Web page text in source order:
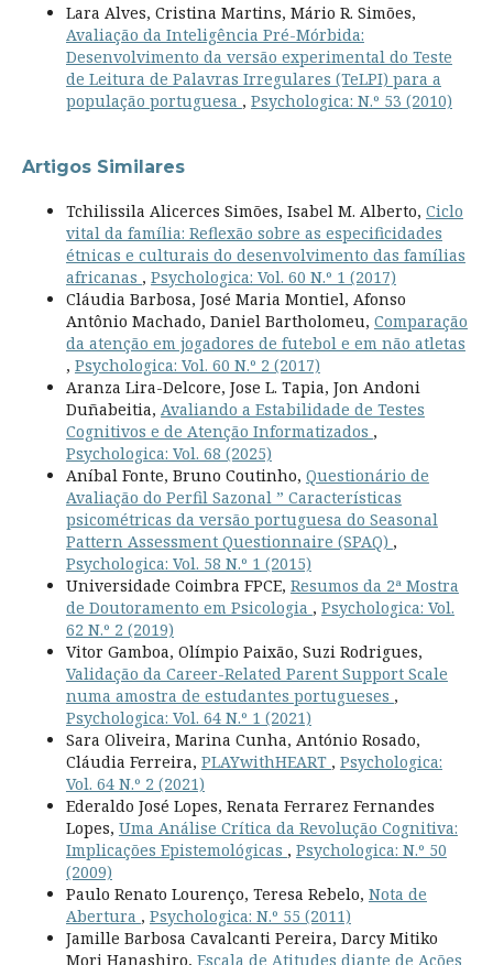
Lara Alves, Cristina Martins, Mário R. Simões,
Avaliação da Inteligência Pré-Mórbida:
Desenvolvimento da versão experimental do Teste
de Leitura de Palavras Irregulares (TeLPI) para a
população portuguesa , Psychologica: N.º 53 (2010)
Artigos Similares
Tchilissila Alicerces Simões, Isabel M. Alberto, Ciclo
vital da família: Reflexão sobre as especificidades
étnicas e culturais do desenvolvimento das famílias
africanas , Psychologica: Vol. 60 N.º 1 (2017)
Cláudia Barbosa, José Maria Montiel, Afonso
Antônio Machado, Daniel Bartholomeu, Comparação
da atenção em jogadores de futebol e em não atletas
, Psychologica: Vol. 60 N.º 2 (2017)
Aranza Lira-Delcore, Jose L. Tapia, Jon Andoni
Duñabeitia, Avaliando a Estabilidade de Testes
Cognitivos e de Atenção Informatizados ,
Psychologica: Vol. 68 (2025)
Aníbal Fonte, Bruno Coutinho, Questionário de
Avaliação do Perfil Sazonal ” Características
psicométricas da versão portuguesa do Seasonal
Pattern Assessment Questionnaire (SPAQ) ,
Psychologica: Vol. 58 N.º 1 (2015)
Universidade Coimbra FPCE, Resumos da 2ª Mostra
de Doutoramento em Psicologia , Psychologica: Vol.
62 N.º 2 (2019)
Vitor Gamboa, Olímpio Paixão, Suzi Rodrigues,
Validação da Career-Related Parent Support Scale
numa amostra de estudantes portugueses ,
Psychologica: Vol. 64 N.º 1 (2021)
Sara Oliveira, Marina Cunha, António Rosado,
Cláudia Ferreira, PLAYwithHEART , Psychologica:
Vol. 64 N.º 2 (2021)
Ederaldo José Lopes, Renata Ferrarez Fernandes
Lopes, Uma Análise Crítica da Revolução Cognitiva:
Implicações Epistemológicas , Psychologica: N.º 50
(2009)
Paulo Renato Lourenço, Teresa Rebelo, Nota de
Abertura , Psychologica: N.º 55 (2011)
Jamille Barbosa Cavalcanti Pereira, Darcy Mitiko
Mori Hanashiro, Escala de Atitudes diante de Ações